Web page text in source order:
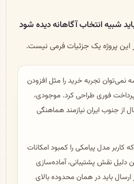
شبیه انتخاب آگاهانه دیده شود
پروژه یک جزئیات فرمی نیست.
نمی‌توان تجربه خرید را مثل افزودن
فوری طراحی کرد. موجودی،
از جنوب ایران نیازمند هماهنگی
مدل پیامکی را کمبود امکانات
دلیل نقش پشتیبانی، آماده‌سازی
باید در همان محدوده بالای